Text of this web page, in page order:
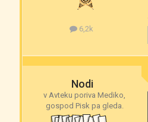
6,2k
Nodi
v Avteku poriva Mediko,
gospod Pisk pa gleda.